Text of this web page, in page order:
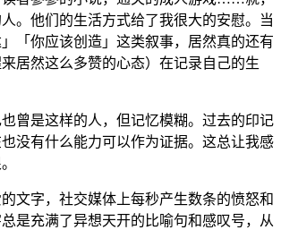
。他们的生活方式给了我很大的安慰。当
「你应该创造」这类叙事，居然真的还有
居然这么多赞的心态）在记录自己的生
曾是这样的人，但记忆模糊。过去的印记
没有什么能力可以作为证据。这总让我感
文字，社交媒体上每秒产生数条的愤怒和
是充满了异想天开的比喻句和感叹号，从